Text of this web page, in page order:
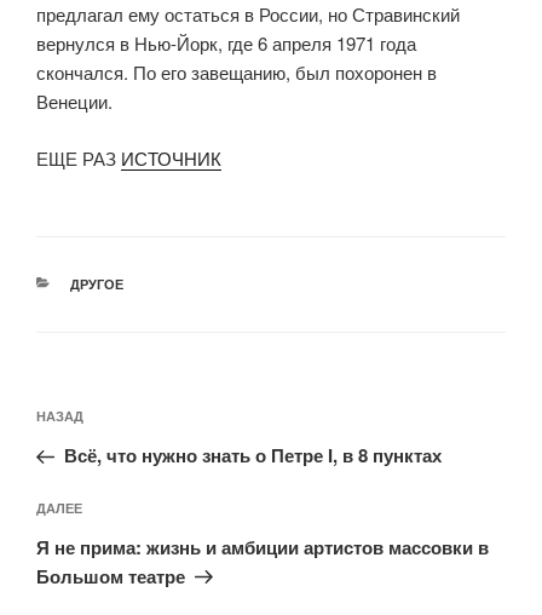
предлагал ему остаться в России, но Стравинский
вернулся в Нью-Йорк, где 6 апреля 1971 года
скончался. По его завещанию, был похоронен в
Венеции.
ЕЩЕ РАЗ ИСТОЧНИК
РУБРИКИ
ДРУГОЕ
по
записям
Предыдущая
запись:
НАЗАД
Всё, что нужно знать о Петре I, в 8 пунктах
Следующая
запись
ДАЛЕЕ
Я не прима: жизнь и амбиции артистов массовки в
Большом театре